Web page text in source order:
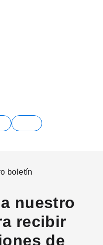
boletín
nuestro
recibir
de